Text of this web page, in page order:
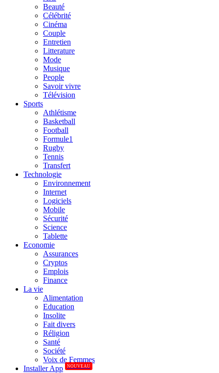
Beauté
Célébrité
Cinéma
Couple
Entretien
Litterature
Mode
Musique
People
Savoir vivre
Télévision
Sports
Athlétisme
Basketball
Football
Formule1
Rugby
Tennis
Transfert
Technologie
Environnement
Internet
Logiciels
Mobile
Sécurité
Science
Tablette
Economie
Assurances
Cryptos
Emplois
Finance
La vie
Alimentation
Education
Insolite
Fait divers
Réligion
Santé
Société
Voix de Femmes
Installer App
NOUVEAU